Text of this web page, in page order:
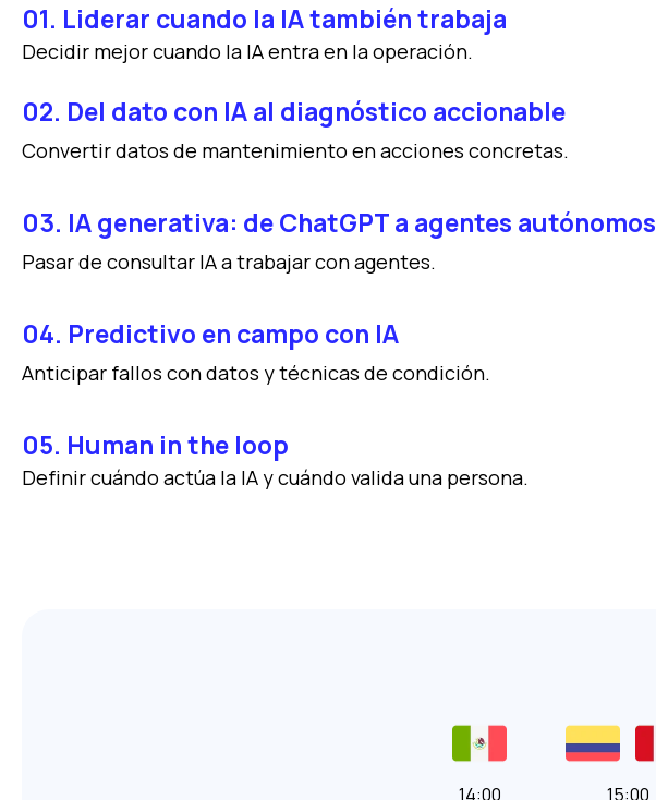
01. Liderar cuando la IA también trabaja
Decidir mejor cuando la IA entra en la operación.
02. Del dato con IA al diagnóstico accionable
Convertir datos de mantenimiento en acciones concretas.
03. IA generativa: de ChatGPT a agentes autónomos
Pasar de consultar IA a trabajar con agentes.
04. Predictivo en campo con IA
Anticipar fallos con datos y técnicas de condición.
05. Human in the loop
Definir cuándo actúa la IA y cuándo valida una persona.
14:00 15:00